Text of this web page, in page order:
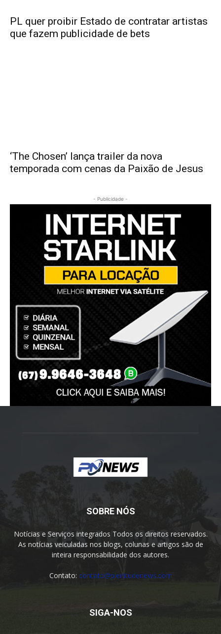
PL quer proibir Estado de contratar artistas
que fazem publicidade de bets
‘The Chosen’ lança trailer da nova
temporada com cenas da Paixão de Jesus
- Publicidade -
SOBRE NÓS
Notícias e Serviços integrados Todos os direitos reservados.
As notícias veiculadas nos blogs, colunas e artigos são de
inteira responsabilidade dos autores.
Contato: contato@plenitudenews.com
SIGA-NOS